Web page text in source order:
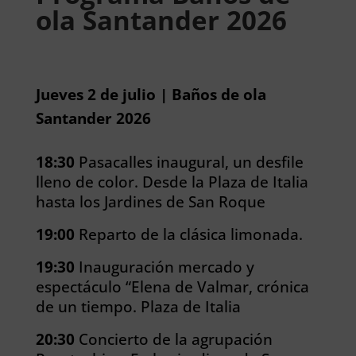
ola Santander 2026
Jueves 2 de julio | Baños de ola
Santander 2026
18:30 Pasacalles inaugural, un desfile
lleno de color. Desde la Plaza de Italia
hasta los Jardines de San Roque
19:00 Reparto de la clásica limonada.
19:30 Inauguración mercado y
espectáculo “Elena de Valmar, crónica
de un tiempo. Plaza de Italia
20:30 Concierto de la agrupación